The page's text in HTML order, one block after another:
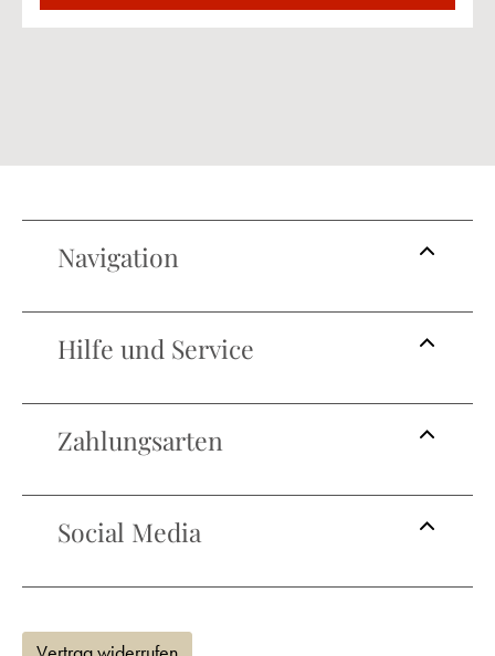
Navigation
Hilfe und Service
Zahlungsarten
Social Media